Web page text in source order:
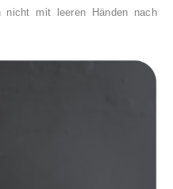
nicht mit leeren Händen nach